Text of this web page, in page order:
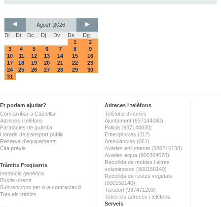
Agost, 2026
Dl
Dt Dc Dj Dv Ds
Dg
1
2
3
4 5 6 7 8
9
10
11 12 13 14 15
16
17
18 19 20 21 22
23
24
25 26 27 28 29
30
31
Et podem ajudar?
Com arribar a Castellar
Adreces i telèfons
Farmàcies de guàrdia
Horaris de transport públic
Reserva d'equipaments
Cita prèvia
Tràmits Freqüents
Instància genèrica
Bústia oberta
Subvencions per a la contractació
Tots els tràmits
Adreces i telèfons
Telèfons d'interès
Ajuntament (937144040)
Policia (937144830)
Emergències (112)
Ambulàncies (061)
Avaries enllumenat (686216138)
Avaries aigua (900304070)
Recollida de mobles i altres
voluminosos (900150140)
Recollida de restes vegetals
(900150140)
Tanatori (937471203)
Totes les adreces i telèfons
Serveis